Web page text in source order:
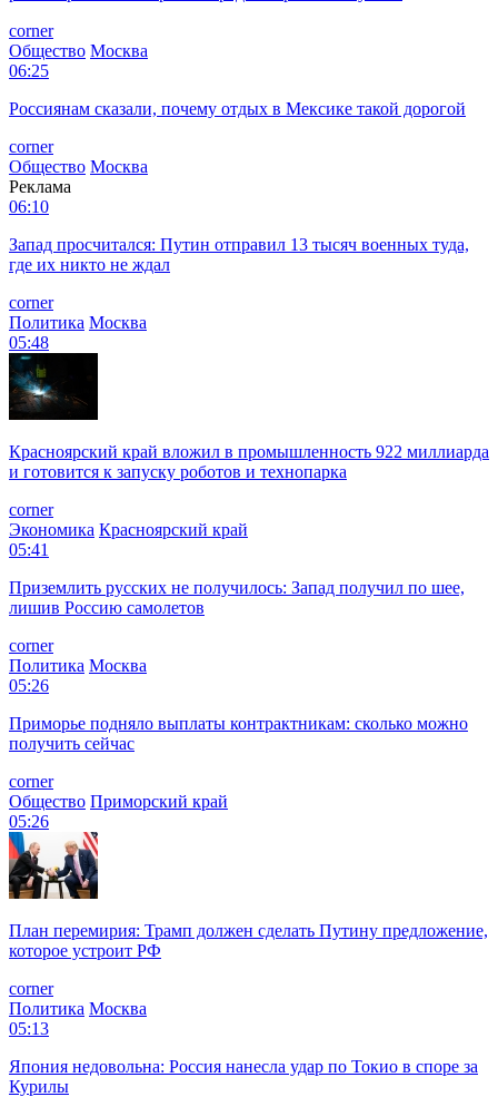
corner
Общество Москва
06:25
Россиянам сказали, почему отдых в Мексике такой дорогой
corner
Общество Москва
Реклама
06:10
Запад просчитался: Путин отправил 13 тысяч военных туда,
где их никто не ждал
corner
Политика Москва
05:48
Красноярский край вложил в промышленность 922 миллиарда
и готовится к запуску роботов и технопарка
corner
Экономика Красноярский край
05:41
Приземлить русских не получилось: Запад получил по шее,
лишив Россию самолетов
corner
Политика Москва
05:26
Приморье подняло выплаты контрактникам: сколько можно
получить сейчас
corner
Общество Приморский край
05:26
План перемирия: Трамп должен сделать Путину предложение,
которое устроит РФ
corner
Политика Москва
05:13
Япония недовольна: Россия нанесла удар по Токио в споре за
Курилы